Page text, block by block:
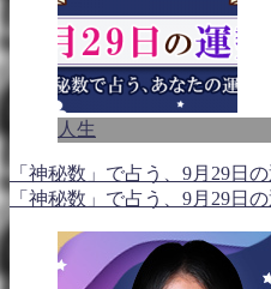
人生
「神秘数」で占う、9月29日
「神秘数」で占う、9月29日